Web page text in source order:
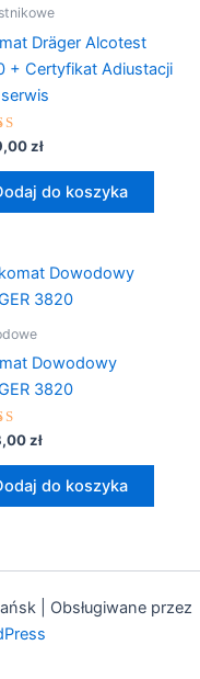
Dräger Alcotest
+ Certyfikat Adiustacji
zł
do koszyka
Dowodowy
3820
zł
do koszyka
| Obsługiwane przez